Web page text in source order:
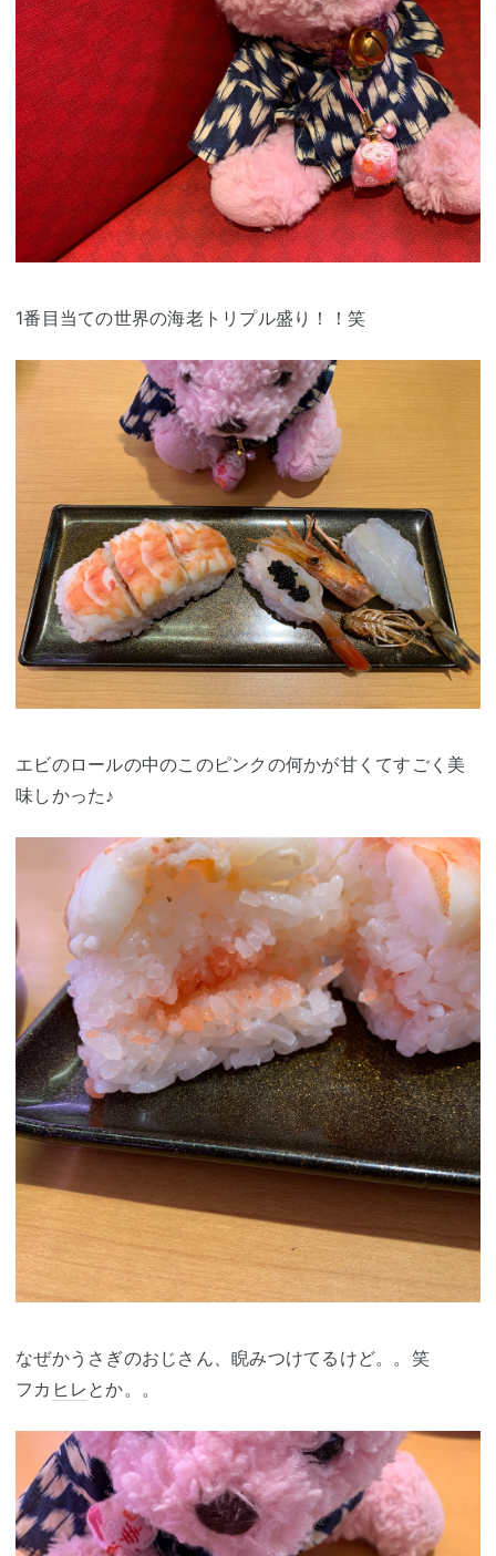
1番目当ての世界の海老トリプル盛り！！笑
エビのロールの中のこのピンクの何かが甘くてすごく美
味しかった♪
なぜかうさぎのおじさん、睨みつけてるけど。。笑
フカ ヒレ とか。。